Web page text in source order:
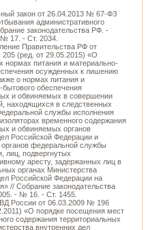
закон от 26.04.2013 № 67-ФЗ
административного
законодательства РФ. -
17. - Ст. 2034.
Правительства РФ от
(ред. от 29.05.2015) «О
нормах питания и материально-
осужденных к лишению
о нормах питания и
обеспечения
и обвиняемых в совершении
находящихся в следственных
службы исполнения
временного содержания
и обвиняемых органов
Российской Федерации и
федеральной службы
лиц, подвергнутых
аресту, задержанных лиц в
органах Министерства
Российской Федерации на
// Собрание законодательства
- № 16. - Ст. 1455.
России от 06.03.2009 № 196
«О порядке посещения мест
содержания территориальных
внутренних дел